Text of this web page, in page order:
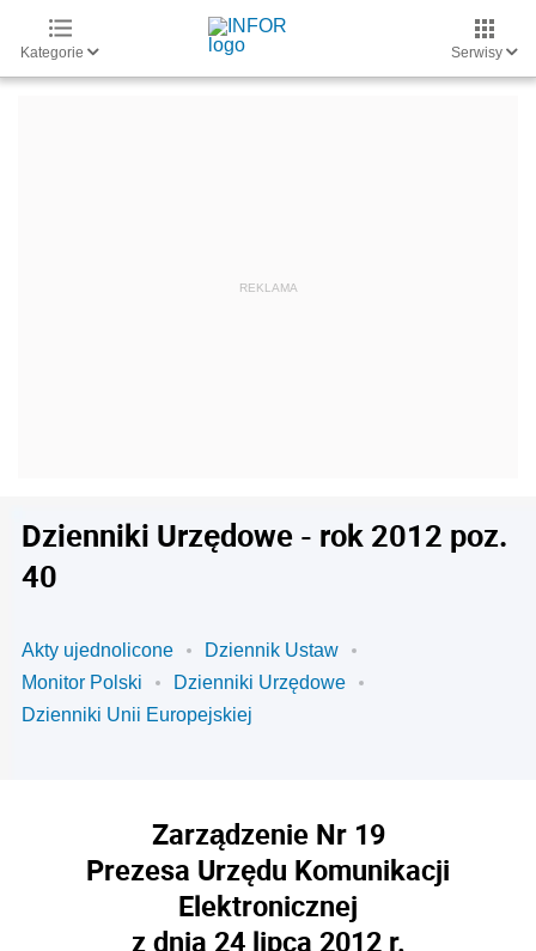
Kategorie Serwisy
Dzienniki Urzędowe - rok 2012 poz.
40
Akty ujednolicone
Dziennik Ustaw
Monitor Polski
Dzienniki Urzędowe
Dzienniki Unii Europejskiej
Zarządzenie Nr 19
Prezesa Urzędu Komunikacji
Elektronicznej
z dnia 24 lipca 2012 r.